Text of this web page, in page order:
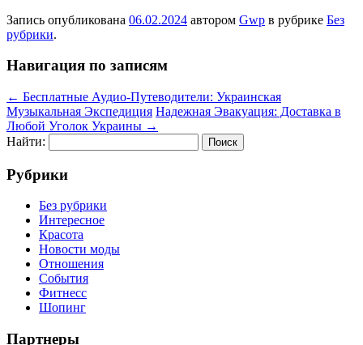
Запись опубликована 06.02.2024 автором Gwp в рубрике Без
рубрики.
Навигация по записям
← Бесплатные Аудио-Путеводители: Украинская
Музыкальная Экспедиция Надежная Эвакуация: Доставка в
Любой Уголок Украины →
Найти:
Рубрики
Без рубрики
Интересное
Красота
Новости моды
Отношения
События
Фитнесс
Шопинг
Партнеры